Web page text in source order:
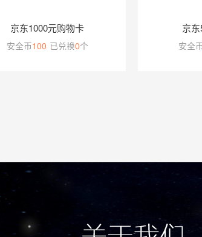
京东1000元购物卡
安全币100 已兑换0个
京
安全